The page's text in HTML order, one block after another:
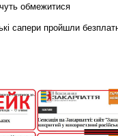
обмежитися
сапери пройшли